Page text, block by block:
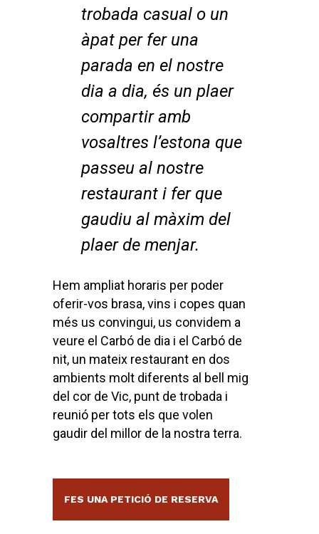
trobada casual o un
àpat per fer una
parada en el nostre
dia a dia, és un plaer
compartir amb
vosaltres l’estona que
passeu al nostre
restaurant i fer que
gaudiu al màxim del
plaer de menjar.
Hem ampliat horaris per poder
oferir-vos brasa, vins i copes quan
més us convingui, us convidem a
veure el Carbó de dia i el Carbó de
nit, un mateix restaurant en dos
ambients molt diferents al bell mig
del cor de Vic, punt de trobada i
reunió per tots els que volen
gaudir del millor de la nostra terra.
FES UNA PETICIÓ DE RESERVA